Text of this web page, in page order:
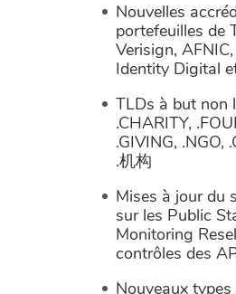
Nouvelles
portefeuilles de
Verisign,
Identity Digital
TLDs à but non
.CHARITY,
.GIVING, .NGO,
.机构
Mises à jour du
sur les Public
Monitoring
contrôles des
Nouveaux